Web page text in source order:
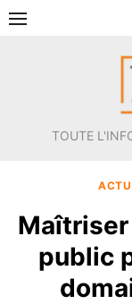
Aller
TOUTE
Maîtriser
public